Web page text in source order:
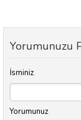
Yorumunuzu
İsminiz
Yorumunuz